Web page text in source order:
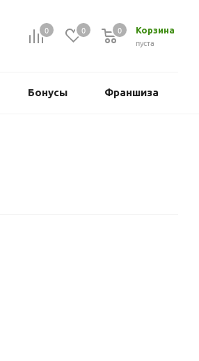
0 0 Корзина
пуста
0
Бонусы Франшиза